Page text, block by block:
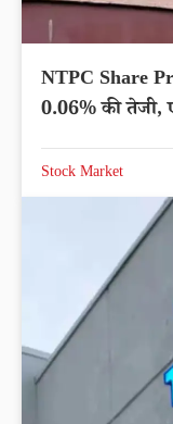
NTPC Share
0.06% की तेजी,
Stock Market